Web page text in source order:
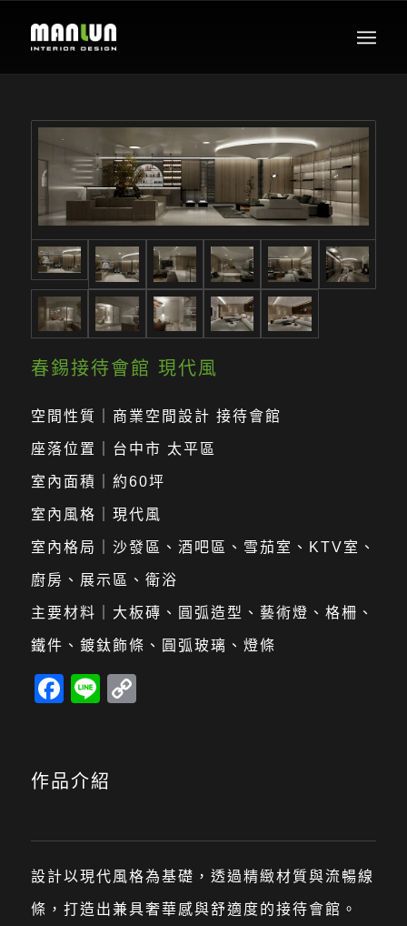
春錫接待會館 現代風
空間性質｜商業空間設計 接待會館
座落位置｜台中市 太平區
室內面積｜約60坪
室內風格｜現代風
室內格局｜沙發區、酒吧區、雪茄室、KTV室、
廚房、展示區、衛浴
主要材料｜大板磚、圓弧造型、藝術燈、格柵、
鐵件、鍍鈦飾條、圓弧玻璃、燈條
Facebook
Line
作品介紹
設計以現代風格為基礎，透過精緻材質與流暢線
條，打造出兼具奢華感與舒適度的接待會館。